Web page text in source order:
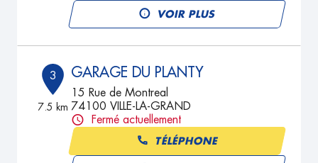
VOIR PLUS
3
7.5 km
GARAGE DU PLANTY
15 Rue de Montreal
74100 VILLE-LA-GRAND
Fermé actuellement
TÉLÉPHONE